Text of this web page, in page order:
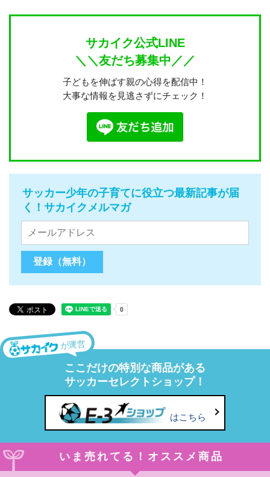
サカイク公式LINE
＼＼友だち募集中／／
子どもを伸ばす親の心得を配信中！
大事な情報を見逃さずにチェック！
サッカー少年の子育てに役立つ最新記事が届
く！サカイクメルマガ
が運営
ここだけの特別な商品がある
サッカーセレクトショップ！
はこちら
いま売れてる！オススメ商品